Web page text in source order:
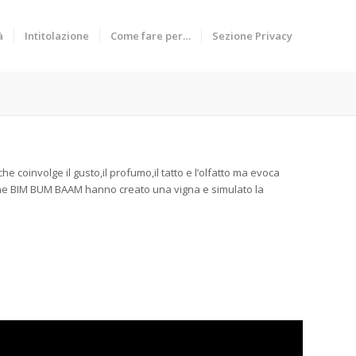
Intitolazione Come fare per… Sezione Privacy
coinvolge il gusto,il profumo,il tatto e l’olfatto ma evoca
BIM BUM BAAM hanno creato una vigna e simulato la